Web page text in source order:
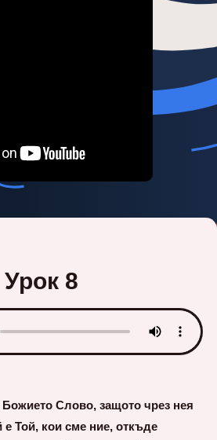
Урок 8
Слово, защото чрез нея
е Той, кои сме ние, откъде